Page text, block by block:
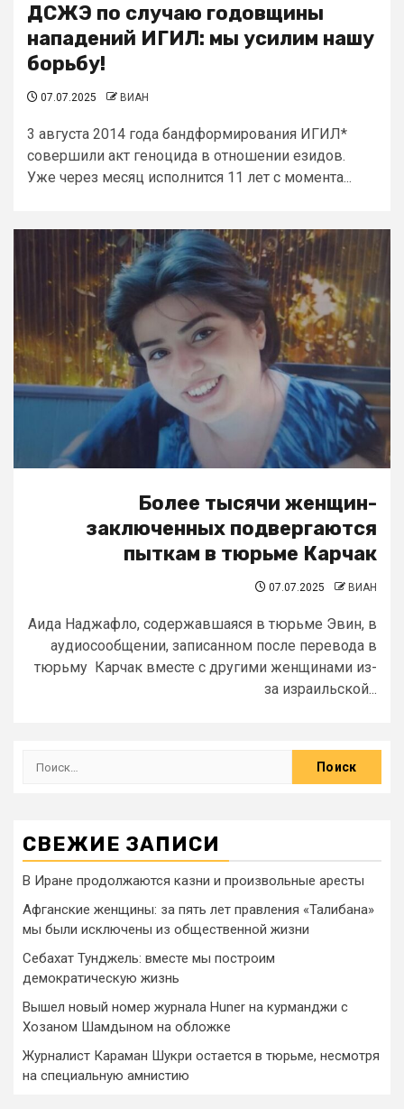
ДСЖЭ по случаю годовщины
нападений ИГИЛ: мы усилим нашу
борьбу!
07.07.2025 ВИАН
3 августа 2014 года бандформирования ИГИЛ*
совершили акт геноцида в отношении езидов.
Уже через месяц исполнится 11 лет с момента...
Более тысячи женщин-
заключенных подвергаются
пыткам в тюрьме Карчак
07.07.2025 ВИАН
Аида Наджафло, содержавшаяся в тюрьме Эвин, в
аудиосообщении, записанном после перевода в
тюрьму Карчак вместе с другими женщинами из-
за израильской...
СВЕЖИЕ ЗАПИСИ
В Иране продолжаются казни и произвольные аресты
Афганские женщины: за пять лет правления «Талибана»
мы были исключены из общественной жизни
Себахат Тунджель: вместе мы построим
демократическую жизнь
Вышел новый номер журнала Huner на курманджи с
Хозаном Шамдыном на обложке
Журналист Караман Шукри остается в тюрьме, несмотря
на специальную амнистию